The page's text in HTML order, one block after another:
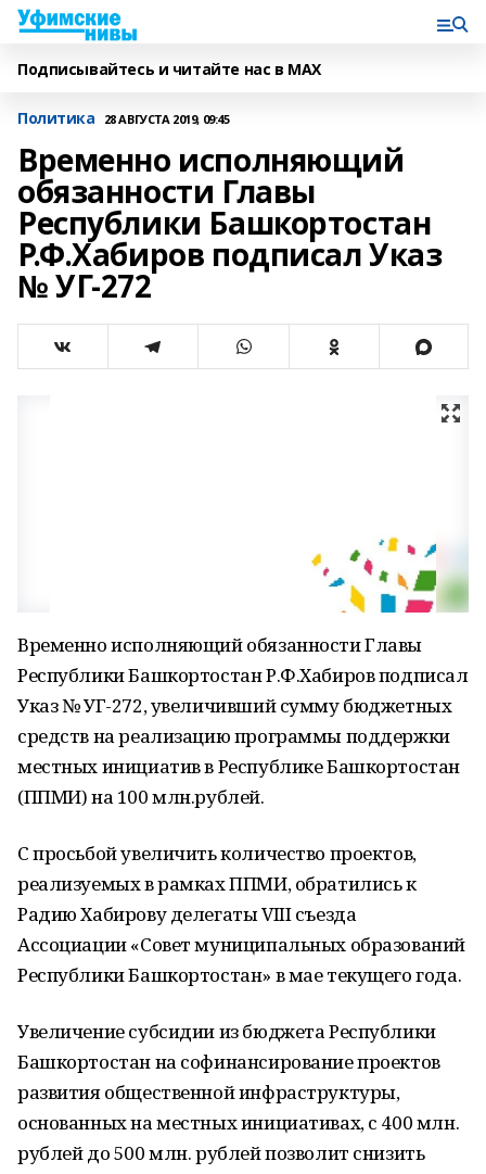
Подписывайтесь и читайте нас в MAX
Политика 28 АВГУСТА 2019, 09:45
Временно исполняющий
обязанности Главы
Республики Башкортостан
Р.Ф.Хабиров подписал Указ
№ УГ-272
Временно исполняющий обязанности Главы
Республики Башкортостан Р.Ф.Хабиров подписал
Указ № УГ-272, увеличивший сумму бюджетных
средств на реализацию программы поддержки
местных инициатив в Республике Башкортостан
(ППМИ) на 100 млн.рублей.
С просьбой увеличить количество проектов,
реализуемых в рамках ППМИ, обратились к
Радию Хабирову делегаты VIII съезда
Ассоциации «Совет муниципальных образований
Республики Башкортостан» в мае текущего года.
Увеличение субсидии из бюджета Республики
Башкортостан на софинансирование проектов
развития общественной инфраструктуры,
основанных на местных инициативах, с 400 млн.
рублей до 500 млн. рублей позволит снизить